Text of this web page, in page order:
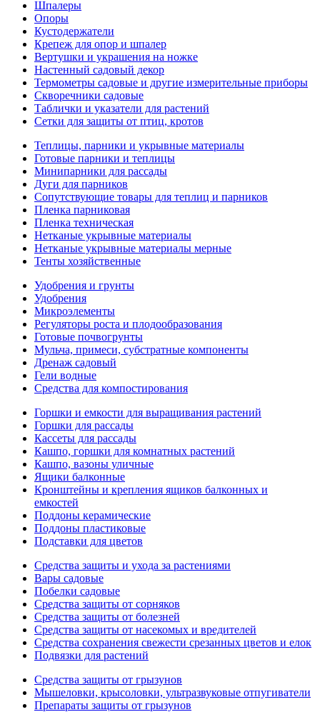
Шпалеры
Опоры
Кустодержатели
Крепеж для опор и шпалер
Вертушки и украшения на ножке
Настенный садовый декор
Термометры садовые и другие измерительные приборы
Скворечники садовые
Таблички и указатели для растений
Сетки для защиты от птиц, кротов
Теплицы, парники и укрывные материалы
Готовые парники и теплицы
Минипарники для рассады
Дуги для парников
Сопутствующие товары для теплиц и парников
Пленка парниковая
Пленка техническая
Нетканые укрывные материалы
Нетканые укрывные материалы мерные
Тенты хозяйственные
Удобрения и грунты
Удобрения
Микроэлементы
Регуляторы роста и плодообразования
Готовые почвогрунты
Мульча, примеси, субстратные компоненты
Дренаж садовый
Гели водные
Средства для компостирования
Горшки и емкости для выращивания растений
Горшки для рассады
Кассеты для рассады
Кашпо, горшки для комнатных растений
Кашпо, вазоны уличные
Ящики балконные
Кронштейны и крепления ящиков балконных и
емкостей
Поддоны керамические
Поддоны пластиковые
Подставки для цветов
Средства защиты и ухода за растениями
Вары садовые
Побелки садовые
Средства защиты от сорняков
Средства защиты от болезней
Средства защиты от насекомых и вредителей
Средства сохранения свежести срезанных цветов и елок
Подвязки для растений
Средства защиты от грызунов
Мышеловки, крысоловки, ультразвуковые отпугиватели
Препараты защиты от грызунов